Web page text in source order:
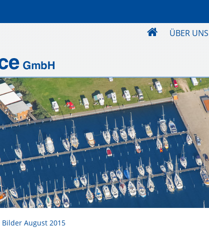
ÜBER UNS
Bilder August 2015